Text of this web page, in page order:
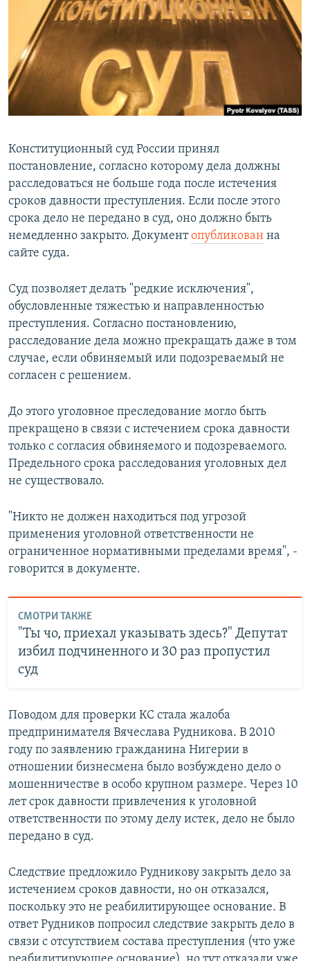
РАСПИСАНИЕ ВЕЩАНИЯ
ПОДПИШИТЕСЬ НА РАССЫЛКУ
СОЦИАЛЬНЫЕ СЕТИ
Все сайты РСЕ/РС
Конституционный суд России принял
постановление, согласно которому дела должны
расследоваться не больше года после истечения
сроков давности преступления. Если после этого
срока дело не передано в суд, оно должно быть
немедленно закрыто. Документопубликован на
сайте суда.
Суд позволяет делать "редкие исключения",
обусловленные тяжестью и направленностью
преступления. Согласно постановлению,
расследование дела можно прекращать даже в том
случае, если обвиняемый или подозреваемый не
согласен с решением.
До этого уголовное преследование могло быть
прекращено в связи с истечением срока давности
только с согласия обвиняемого и подозреваемого.
Предельного срока расследования уголовных дел
не существовало.
"Никто не должен находиться под угрозой
применения уголовной ответственности не
ограниченное нормативными пределами время", -
говорится в документе.
СМОТРИ ТАКЖЕ
"Ты чо, приехал указывать здесь?" Депутат
избил подчиненного и 30 раз пропустил
суд
Поводом для проверки КС стала жалоба
предпринимателя Вячеслава Рудникова. В 2010
году по заявлению гражданина Нигерии в
отношении бизнесмена было возбуждено дело о
мошенничестве в особо крупном размере. Через 10
лет срок давности привлечения к уголовной
ответственности по этому делу истек, дело не было
передано в суд.
Следствие предложило Рудникову закрыть дело за
истечением сроков давности, но он отказался,
поскольку это не реабилитирующее основание. В
ответ Рудников попросил следствие закрыть дело в
связи с отсутствием состава преступления (что уже